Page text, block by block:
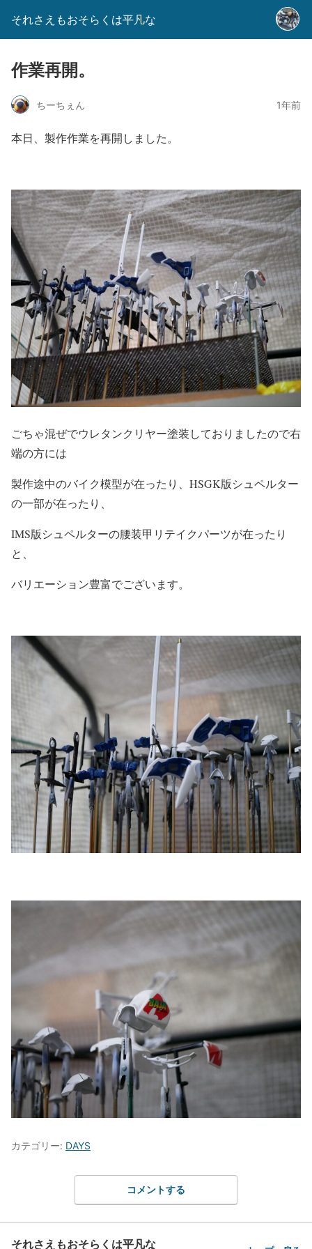
それさえもおそらくは平凡な
作業再開。
ちーちぇん 1年前
本日、製作作業を再開しました。
ごちゃ混ぜでウレタンクリヤー塗装しておりましたので右
端の方には
製作途中のバイク模型が在ったり、HSGK版シュペルター
の一部が在ったり、
IMS版シュペルターの腰装甲リテイクパーツが在ったり
と、
バリエーション豊富でございます。
カテゴリー: DAYS
コメントする
それさえもおそらくは平凡な